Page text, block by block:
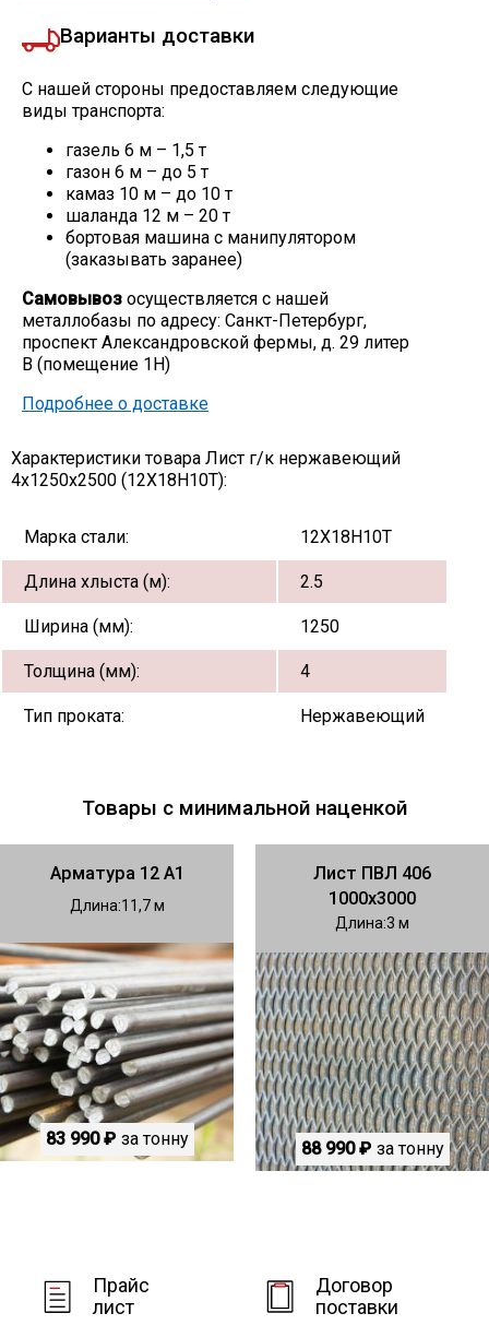
Проволока
Скобо-гибочные изделия
Остальное
Нержавейка
Алюминиевый прокат
Варианты доставки
С нашей стороны предоставляем следующие
виды транспорта:
газель 6 м – 1,5 т
газон 6 м – до 5 т
камаз 10 м – до 10 т
шаланда 12 м – 20 т
бортовая машина с манипулятором
(заказывать заранее)
Самовывоз осуществляется с нашей
металлобазы по адресу: Санкт-Петербург,
проспект Александровской фермы, д. 29 литер
В (помещение 1Н)
Подробнее о доставке
Характеристики товара Лист г/к нержавеющий
4х1250х2500 (12Х18Н10Т):
Марка стали: 12Х18Н10Т
Длина хлыста (м): 2.5
Ширина (мм): 1250
Толщина (мм): 4
Тип проката: Нержавеющий
Товары с минимальной наценкой
Арматура 12 А1
Длина 11,7
83 990 ₽ за тонну
Лист ПВЛ 406
1000х3000
Длина 3
88 990 ₽ за тонну
Прайс
лист
Договор
поставки